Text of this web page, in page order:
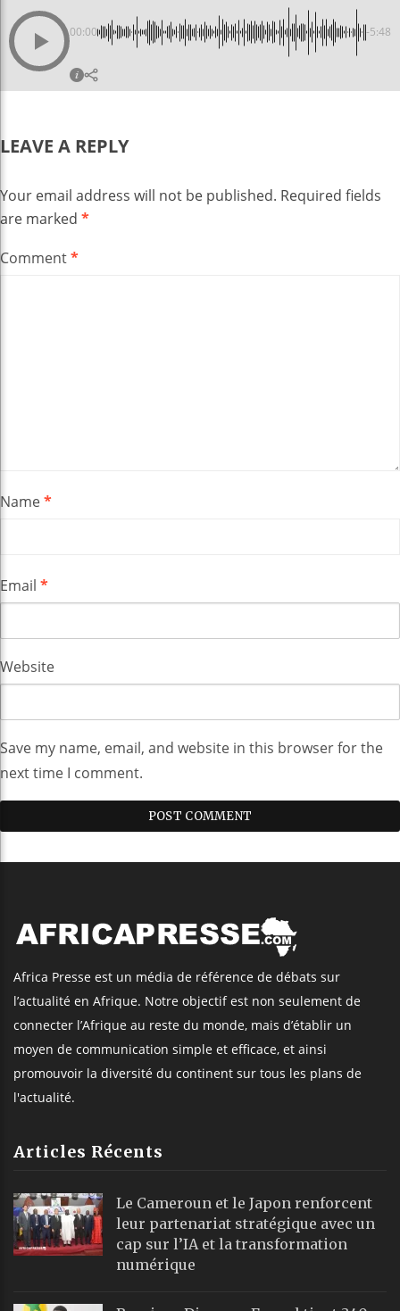
00:00 -5:48
LEAVE A REPLY
Your email address will not be published. Required fields
are marked *
Comment*
Name*
Email *
Website
Save my name, email, and website in this browser for the
next time I comment.
Africa Presse est un média de référence de débats sur
l’actualité en Afrique. Notre objectif est non seulement de
connecter l’Afrique au reste du monde, mais d’établir un
moyen de communication simple et efficace, et ainsi
promouvoir la diversité du continent sur tous les plans de
l'actualité.
Articles Récents
Le Cameroun et le Japon renforcent
leur partenariat stratégique avec un
cap sur l’IA et la transformation
numérique